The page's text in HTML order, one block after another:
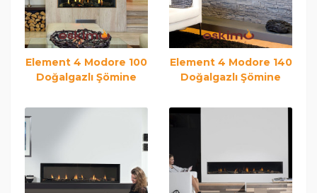
Element 4 Modore 100
Doğalgazlı Şömine
Element 4 Modore 140
Doğalgazlı Şömine